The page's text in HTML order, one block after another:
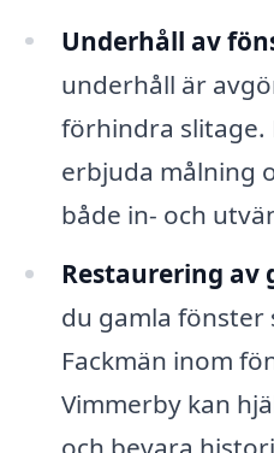
Underhåll av
underhåll är
förhindra slitage.
erbjuda målning
både in- och
Restaurering av
du gamla fönster
Fackmän inom
Vimmerby kan